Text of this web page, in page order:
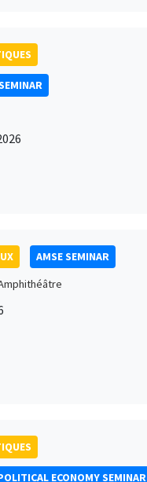
AMSE SEMINAR
ECONOMY SEMINAR